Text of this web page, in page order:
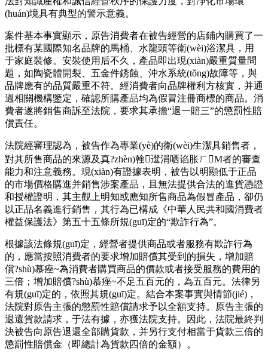
(huán)境具有典型的警示意義。
案件基本事實顯示，原告消費者在被告經營的店鋪內購買了一
批標有某國際知名品牌的馬桶、水龍頭等衛(wèi)浴潔具，用
于家庭裝修。安裝使用后不久，產品即出現(xiàn)嚴重質量問
題，如陶瓷體開裂、五金件銹蝕、沖水系統(tǒng)故障等，與
品牌應有的品質嚴重不符。經消費者向品牌權利方核實，并通
過相關機構鑒定，確認所購產品均為假冒注冊商標的商品。消
費者遂將銷售商訴至法院，要求其承擔“退一賠三”的懲罰性賠
償責任。
法院經審理認為，被告作為專業(yè)的衛(wèi)生潔具銷售者，
對其所售商品的來源及真?zhèn)螒邆涓哂谄胀ㄏM者的審查
能力和注意義務。現(xiàn)有證據表明，被告以明顯低于正品
的市場價格購進并銷售涉案產品，且無法提供合法的進貨憑證
和授權證明，其主觀上明知或應知所售商品為假冒產品，卻仍
以正品名義進行銷售，其行為已構成《中華人民共和國消費者
權益保護法》第五十五條所規(guī)定的“欺詐行為”。
根據該法條規(guī)定，經營者提供商品或者服務有欺詐行為
的，應當按照消費者的要求增加賠償其受到的損失，增加賠
償?shù)慕痤~為消費者購買商品的價款或者接受服務的費用的
三倍；增加賠償?shù)慕痤~不足五百元的，為五百元。法律另
有規(guī)定的，依照其規(guī)定。結合本案事實與情節(jié)，
法院對原告主張的懲罰性賠償請求予以全額支持。原告主張的
退還貨款請求，于法有據，亦獲法院支持。因此，法院最終判
決被告向原告退還全部購貨款，并另行支付相當于貨款三倍的
懲罰性賠償金（即總計為貨款四倍的金額）。